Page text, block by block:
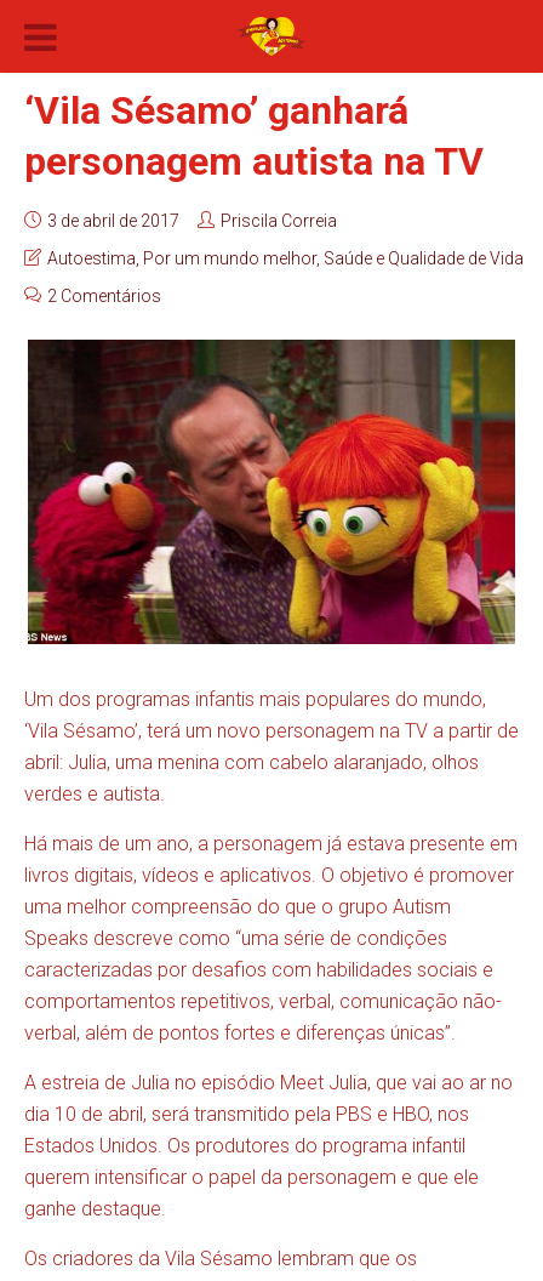
‘Vila Sésamo’ ganhará
personagem autista na TV
3 de abril de 2017
Priscila Correia
Autoestima Por um mundo melhor, Saúde e Qualidade de Vida
2 Comentários
Um dos programas infantis mais populares do mundo,
‘Vila Sésamo’, terá um novo personagem na TV a partir de
abril: Julia, uma menina com cabelo alaranjado, olhos
verdes e autista.
Há mais de um ano, a personagem já estava presente em
livros digitais, vídeos e aplicativos. O objetivo é promover
uma melhor compreensão do que o grupo Autism
Speaks descreve como “uma série de condições
caracterizadas por desafios com habilidades sociais e
comportamentos repetitivos, verbal, comunicação não-
verbal, além de pontos fortes e diferenças únicas”.
A estreia de Julia no episódio Meet Julia, que vai ao ar no
dia 10 de abril, será transmitido pela PBS e HBO, nos
Estados Unidos. Os produtores do programa infantil
querem intensificar o papel da personagem e que ele
ganhe destaque.
Os criadores da Vila Sésamo lembram que os